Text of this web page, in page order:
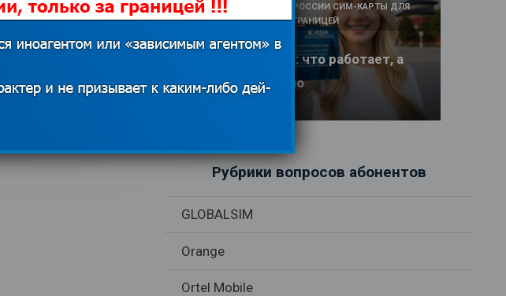
Интернет в Китае: что работает, а
что заблокировано
КАК И У КОГО КУПИТЬ В РОССИИ СИМ-КАРТЫ ДЛЯ
ИНТЕРНЕТА И СВЯЗИ ЗА ГРАНИЦЕЙ
Рубрики вопросов абонентов
GLOBALSIM
Orange
Ortel Mobile